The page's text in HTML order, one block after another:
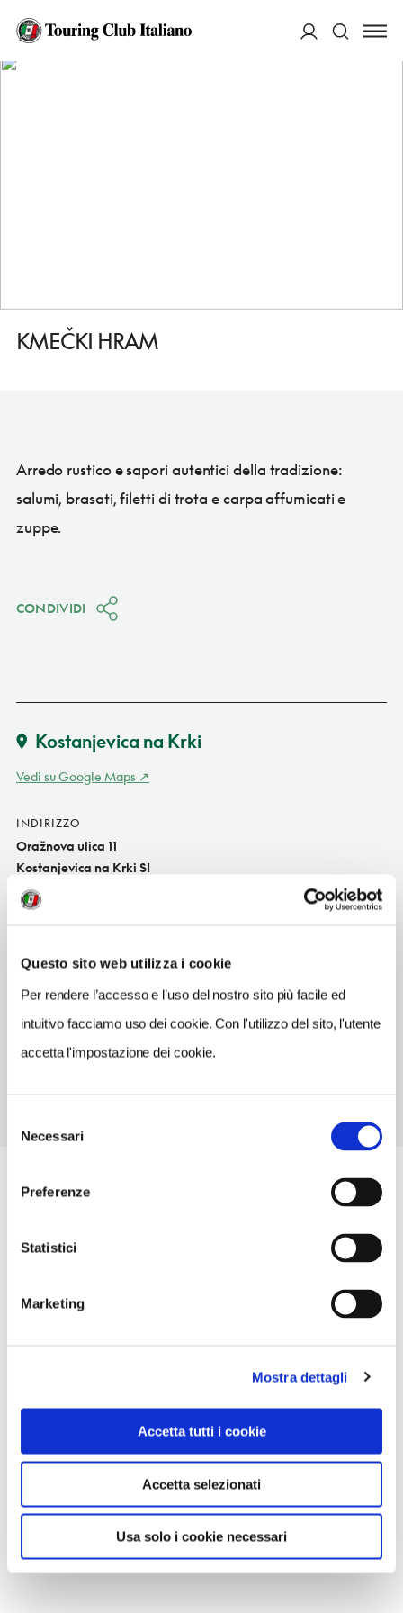
Questo sito web utilizza i cookie
Per rendere l’accesso e l’uso del nostro sito più facile ed
intuitivo facciamo uso dei cookie. Con l'utilizzo del sito, l'utente
accetta l'impostazione dei cookie.
delNecessari
Preferenze
Statistici
Marketing
Mostra dettagli
Accetta tutti i cookie
Accetta selezionati
Usa solo i cookie necessari
HOME
KMEČKI HRAM
KMEČKI HRAM
Arredo rustico e sapori autentici della tradizione:
salumi, brasati, filetti di trota e carpa affumicati e
zuppe.
CONDIVIDI
Kostanjevica na Krki
Vedi su Google Maps
INDIRIZZO
Oražnova ulica 11
Kostanjevica na Krki SI
INDIRIZZO EMAIL
TELEFONO
TIPO DI CUCINA